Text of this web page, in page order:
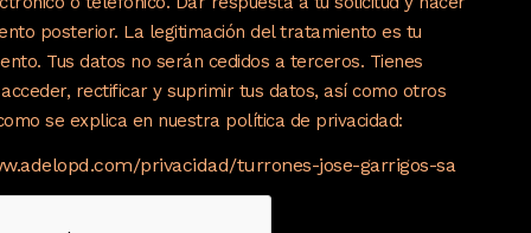
posterior. La legitimación del tratamiento es tu
Tus datos no serán cedidos a terceros. Tienes
rectificar y suprimir tus datos, así como otros
se explica en nuestra política de privacidad:
privacidad/turrones-jose-garrigos-sa